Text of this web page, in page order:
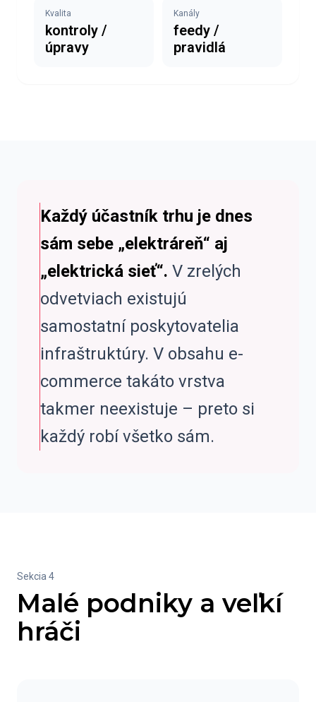
Kvalita
kontroly /
úpravy
Kanály
feedy /
pravidlá
Každý účastník trhu je dnes
sám sebe „elektráreň“ aj
„elektrická sieť“. V zrelých
odvetviach existujú
samostatní poskytovatelia
infraštruktúry. V obsahu e-
commerce takáto vrstva
takmer neexistuje – preto si
každý robí všetko sám.
Sekcia 4
Malé podniky a veľkí
hráči